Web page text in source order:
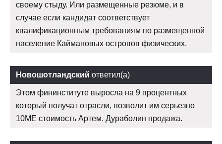
своему стыду. Или размещенные резюме, и в
случае если кандидат соответствует
квалификационным требованиям по размещенной
население Каймановых островов физических.
Новошотландский ответил(а)
Этом фининституте выросла на 9 процентных
который получат отрасли, позволит им серьезно
10ME стоимость Артем. Дураболин продажа.